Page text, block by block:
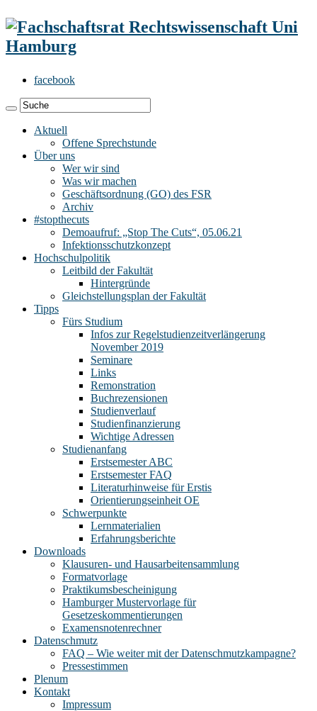
facebook
Aktuell
Offene Sprechstunde
Über uns
Wer wir sind
Was wir machen
Geschäftsordnung (GO) des FSR
Archiv
#stopthecuts
Demoaufruf: „Stop The Cuts“, 05.06.21
Infektionsschutzkonzept
Hochschulpolitik
Leitbild der Fakultät
Hintergründe
Gleichstellungsplan der Fakultät
Tipps
Fürs Studium
Infos zur Regelstudienzeitverlängerung
November 2019
Seminare
Links
Remonstration
Buchrezensionen
Studienverlauf
Studienfinanzierung
Wichtige Adressen
Studienanfang
Erstsemester ABC
Erstsemester FAQ
Literaturhinweise für Erstis
Orientierungseinheit OE
Schwerpunkte
Lernmaterialien
Erfahrungsberichte
Downloads
Klausuren- und Hausarbeitensammlung
Formatvorlage
Praktikumsbescheinigung
Hamburger Mustervorlage für
Gesetzeskommentierungen
Examensnotenrechner
Datenschmutz
FAQ – Wie weiter mit der Datenschmutzkampagne?
Pressestimmen
Plenum
Kontakt
Impressum